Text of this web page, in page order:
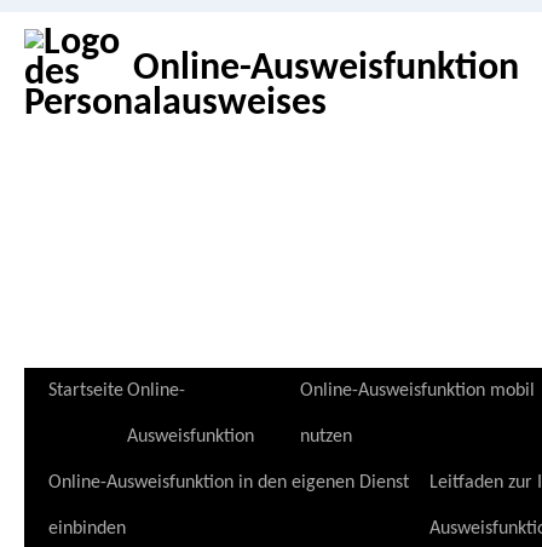
Online-Ausweisfunktion
Zum
springen
StartseiteOnline-
Ausweisfunktion
Online-Ausweisfunktion mobil
nutzen
Online-Ausweisfunktion in den eigenen Dienst
einbinden
Leitfaden zur